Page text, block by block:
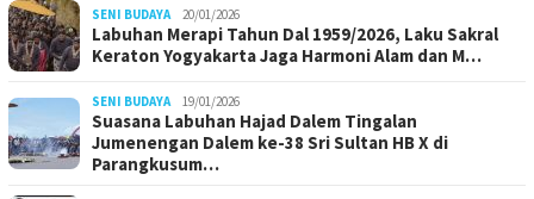
SENI BUDAYA 20/01/2026
Labuhan Merapi Tahun Dal 1959/2026, Laku Sakral
Keraton Yogyakarta Jaga Harmoni Alam dan M…
SENI BUDAYA 19/01/2026
Suasana Labuhan Hajad Dalem Tingalan
Jumenengan Dalem ke-38 Sri Sultan HB X di
Parangkusum…